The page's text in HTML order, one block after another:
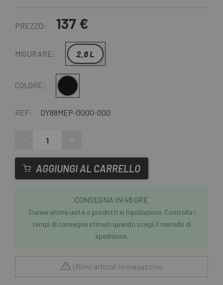
PREZZO: 137 €
MISURARE: 2,8 L
COLORE: Nero giallo
REF: DY88MEP-0000-000
AGGIUNGI AL CARRELLO
CONSEGNA IN 48 ORE
Tranne ultime unità o prodotti in liquidazione. Controlla i
tempi di consegna stimati quando scegli il metodo di
spedizione.
Ultimi articoli in magazzino